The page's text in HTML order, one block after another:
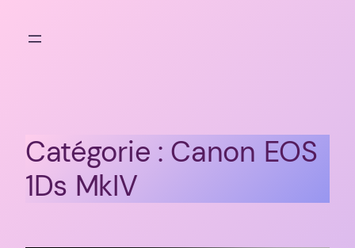
Catégorie : Canon EOS
1Ds MkIV